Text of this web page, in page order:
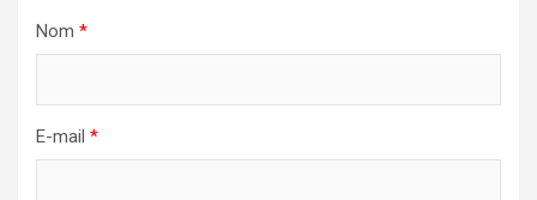
Nom *
E-mail *